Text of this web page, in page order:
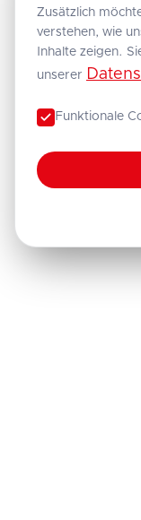
Zusätzlich
verstehen, wie
Inhalte zeigen.
unserer
Funktionale